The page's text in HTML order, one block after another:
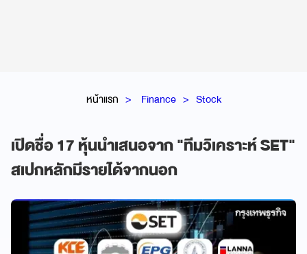
หน้าแรก Finance Stock
เปิดชื่อ 17 หุ้นนำเสนอจาก "ทีมวิเคราะห์ SET"
สเปกหลักมีรายได้จากนอก